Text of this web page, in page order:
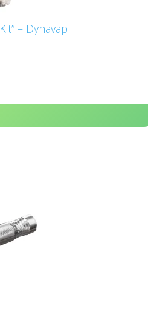
– Dynavap